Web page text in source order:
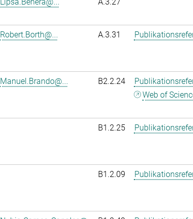
Robert.Borth@... A.3.31
Manuel.Brando@... B2.2.24
Web of
B1.2.25
B1.2.09